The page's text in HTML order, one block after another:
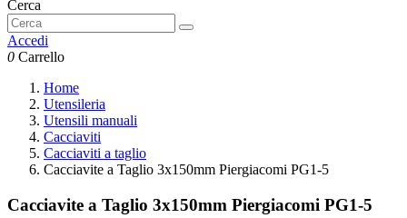
Cerca
Accedi
0 Carrello
Home
Utensileria
Utensili manuali
Cacciaviti
Cacciaviti a taglio
Cacciavite a Taglio 3x150mm Piergiacomi PG1-5
Cacciavite a Taglio 3x150mm Piergiacomi PG1-5